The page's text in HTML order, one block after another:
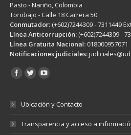
Pasto - Nariño, Colombia
Torobajo - Calle 18 Carrera 50
Conmutador: (+602)7244309 - 7311449
Línea Anticorrupción: (+602)7244309 -
Línea Gratuita Nacional: 018000957071
Notificaciones judiciales:
Encuéntranos en:
Ubicación y Contacto
Transparencia y acceso a